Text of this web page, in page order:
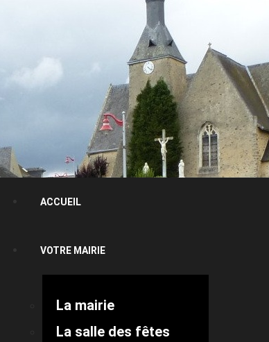
ACCUEIL
VOTRE MAIRIE
La mairie
La salle des fêtes